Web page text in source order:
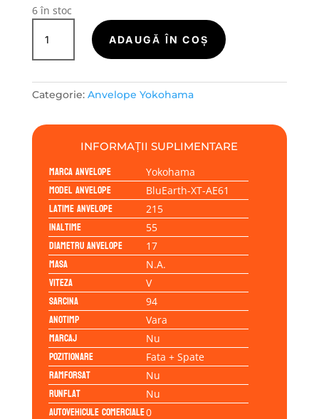
574.12 lei.
6 în stoc
Cantitate
Yokohama
BLUEARTH-
AE61
94V
ADAUGĂ ÎN COȘ
Categorie: Anvelope Yokohama
INFORMAȚII SUPLIMENTARE
Marca anvelope Yokohama
Model anvelope BluEarth-XT-AE61
Latime anvelope 215
Inaltime 55
Diametru anvelope 17
Masa N.A.
Viteza V
Sarcina 94
Anotimp Vara
Marcaj Nu
Pozitionare Fata + Spate
Ramforsat Nu
Runflat Nu
Autovehicule comerciale0